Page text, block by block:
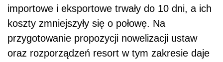
importowe i eksportowe trwały do 10 dni, a ich
koszty zmniejszyły się o połowę. Na
przygotowanie propozycji nowelizacji ustaw
oraz rozporządzeń resort w tym zakresie daje